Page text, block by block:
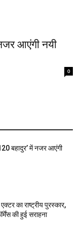
आएंगी नयी
0
बहादुर’ में नजर आएंगी
का राष्ट्रीय पुरस्कार,
की हुई सराहना